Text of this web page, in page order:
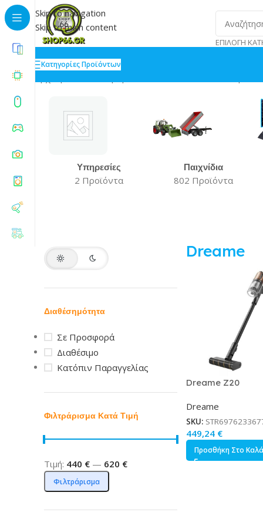
Skip to navigation
Skip to main content
ΕΠΙΛΟΓΉ
Κατηγορίες Προϊόντων
Υπηρεσίες
2 Προϊόντα
Παιχνίδια
802 Προϊόντα
Διαθέσημότητα
Σε Προσφορά
Διαθέσιμο
Κατόπιν Παραγγελίας
Φιλτράρισμα Κατά Τιμή
Φιλτράρισμα
Τιμή: 440 € — 620 €
Dreame
Dreame Z20
2 σε 1 Stick
Μαύρη
Dreame
SKU:
449,24 €
Προσθήκη Στο